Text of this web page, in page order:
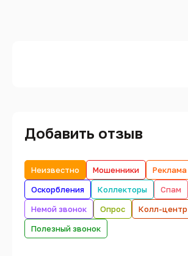
Добавить отзыв
Неизвестно Мошенники
Реклама
Оскорбления
Коллекторы
Спам
Немой звонок
Опрос
Колл-центр
Полезный звонок